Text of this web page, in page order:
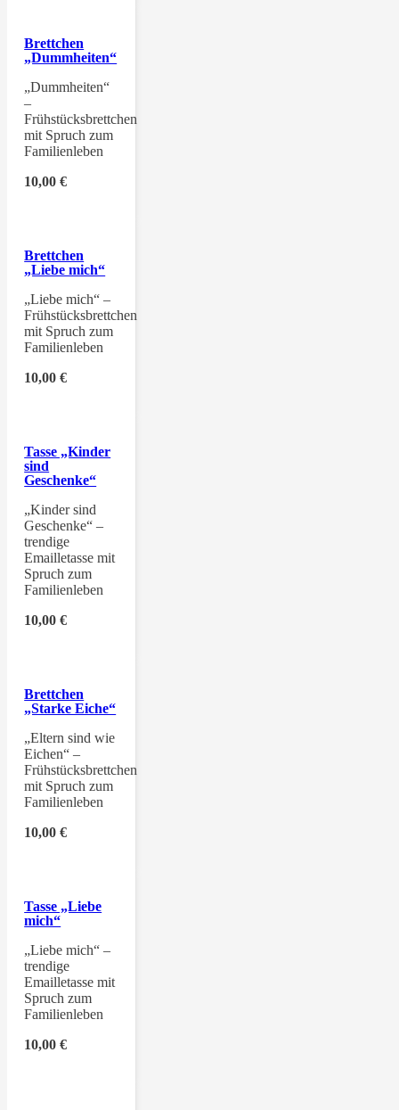
Brettchen
„Dummheiten“
„Dummheiten“
–
Frühstücksbrettchen
mit Spruch zum
Familienleben
10,00€
Brettchen
„Liebe mich“
„Liebe mich“ –
Frühstücksbrettchen
mit Spruch zum
Familienleben
10,00€
Tasse „Kinder
sind
Geschenke“
„Kinder sind
Geschenke“ –
trendige
Emailletasse mit
Spruch zum
Familienleben
10,00€
Brettchen
„Starke Eiche“
„Eltern sind wie
Eichen“ –
Frühstücksbrettchen
mit Spruch zum
Familienleben
10,00€
Tasse „Liebe
mich“
„Liebe mich“ –
trendige
Emailletasse mit
Spruch zum
Familienleben
10,00€